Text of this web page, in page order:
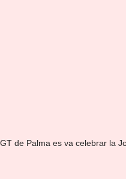
de Palma es va celebrar la